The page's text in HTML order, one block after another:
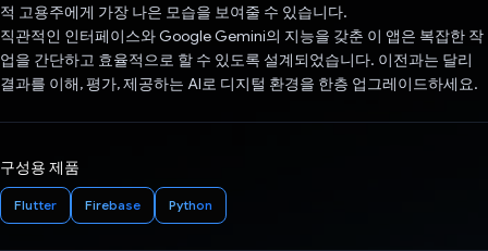
적 고용주에게 가장 나은 모습을 보여줄 수 있습니다.
직관적인 인터페이스와 Google Gemini의 지능을 갖춘 이 앱은 복잡한 작
업을 간단하고 효율적으로 할 수 있도록 설계되었습니다. 이전과는 달리
결과를 이해, 평가, 제공하는 AI로 디지털 환경을 한층 업그레이드하세요.
구성용 제품
Flutter Firebase Python